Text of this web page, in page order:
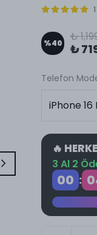
%40 ₺
₺
Telefon
🔥
3 Al 2
00 :